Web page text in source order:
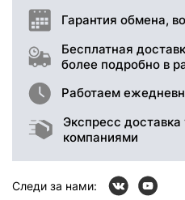
Гарантия обмена,
Бесплатная
более подробно в
Работаем
Экспресс
компаниями
Следи за нами: